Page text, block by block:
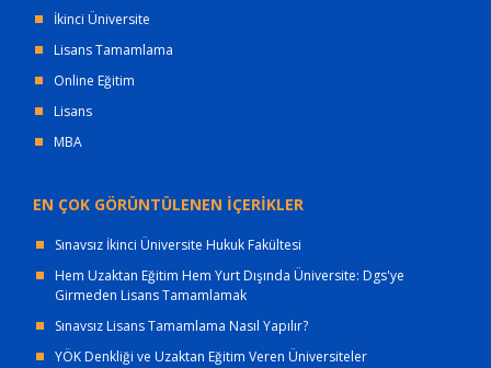
İkinci Üniversite
Lisans Tamamlama
Online Eğitim
Lisans
MBA
EN ÇOK GÖRÜNTÜLENEN İÇERİKLER
Sınavsız İkinci Üniversite Hukuk Fakültesi
Hem Uzaktan Eğitim Hem Yurt Dışında Üniversite: Dgs'ye
Girmeden Lisans Tamamlamak
Sınavsız Lisans Tamamlama Nasıl Yapılır?
YÖK Denkliği ve Uzaktan Eğitim Veren Üniversiteler